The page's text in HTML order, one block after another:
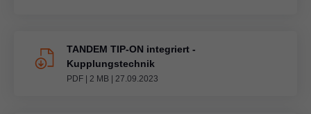
TANDEM TIP-ON integriert -
Kupplungstechnik
PDF | 2 MB | 27.09.2023